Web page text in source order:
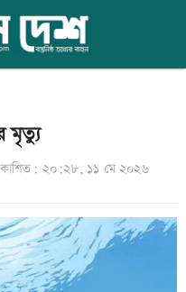
মৃত্যু
২০:২৮, ১১ মে ২০২৬